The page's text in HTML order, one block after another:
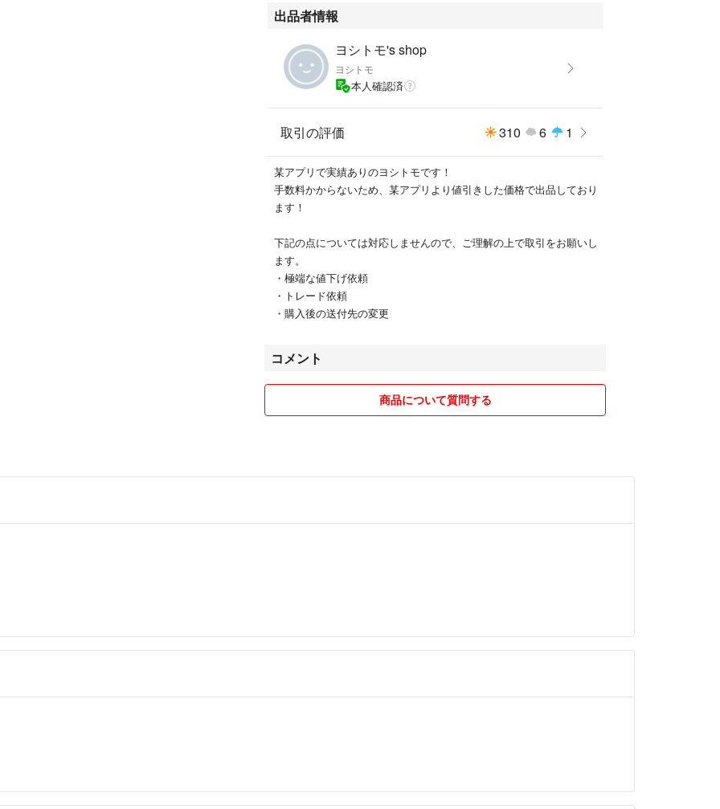
出品者情報
ヨシトモ's shop
ヨシトモ
本人確認済
取引の評価 310 6 1
某アプリで実績ありのヨシトモです！
手数料かからないため、某アプリより値引きした価格で出品しており
ます！
下記の点については対応しませんので、ご理解の上で取引をお願いし
ます。
・極端な値下げ依頼
・トレード依頼
・購入後の送付先の変更
コメント
商品について質問する